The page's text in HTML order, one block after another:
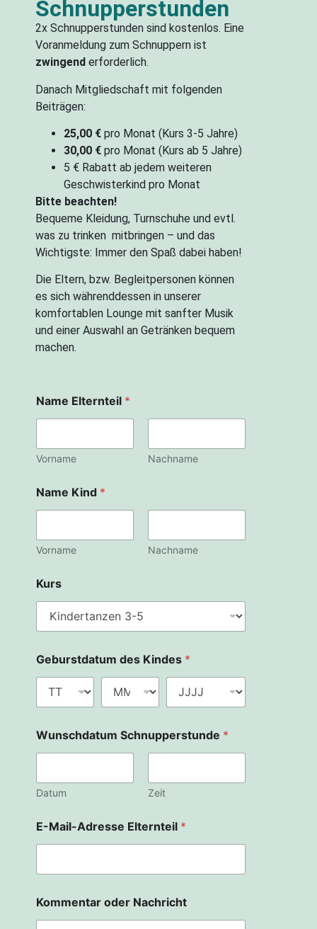
Schnupperstunden
2x Schnupperstunden sind kostenlos. Eine
Voranmeldung zum Schnuppern ist
zwingend erforderlich.
Danach Mitgliedschaft mit folgenden
Beiträgen:
25,00 € pro Monat (Kurs 3-5 Jahre)
30,00 € pro Monat (Kurs ab 5 Jahre)
5 € Rabatt ab jedem weiteren
Geschwisterkind pro Monat
Bitte beachten!
Bequeme Kleidung, Turnschuhe und evtl.
was zu trinken mitbringen – und das
Wichtigste: Immer den Spaß dabei haben!
Die Eltern, bzw. Begleitpersonen können
es sich währenddessen in unserer
komfortablen Lounge mit sanfter Musik
und einer Auswahl an Getränken bequem
machen.
e
b
s
a
t
m
N
m
e
W
n
c
m
Name Elternteil *
Vorname Nachname
Name Kind *
Vorname Nachname
Kurs
Geburstdatum des Kindes *
Wunschdatum Schnupperstunde *
Datum Zeit
E-Mail-Adresse Elternteil *
Kommentar oder Nachricht